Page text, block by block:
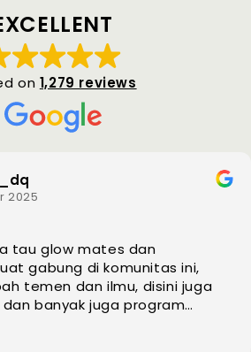
on 1,279 reviews
mates dan
di komunitas ini,
dan ilmu, disini juga
juga program
menarik.. Yg belum